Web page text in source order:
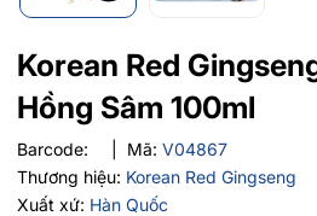
Korean Red
Hồng Sâm 100ml
Barcode: Mã: V04867
Thương hiệu: Korean Red Gingseng
Xuất xứ: Hàn Quốc